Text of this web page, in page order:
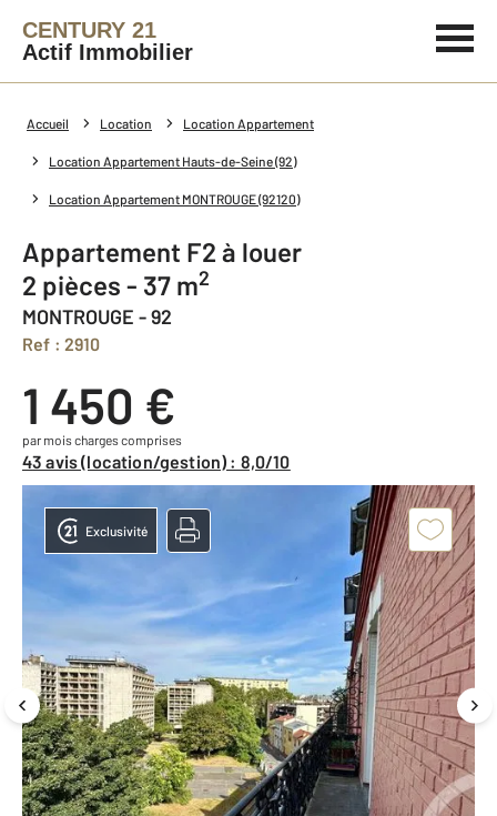
CENTURY 21
Actif Immobilier
Accueil Location Location Appartement
Location Appartement Hauts-de-Seine (92)
Location Appartement MONTROUGE (92120)
Appartement F2 à louer
2 pièces - 37 m2
MONTROUGE - 92
Ref : 2910
1 450 €
par mois charges comprises
43 avis (location/gestion) : 8,0/10
Exclusivité